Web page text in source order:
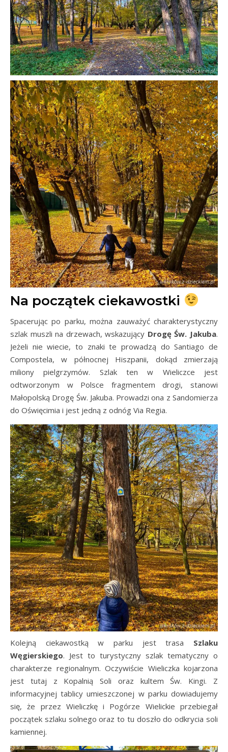
Na początek ciekawostki
Spacerując po parku, można zauważyć charakterystyczny
szlak muszli na drzewach, wskazujący Drogę Św. Jakuba.
Jeżeli nie wiecie, to znaki te prowadzą do Santiago de
Compostela, w północnej Hiszpanii, dokąd zmierzają
miliony pielgrzymów. Szlak ten w Wieliczce jest
odtworzonym w Polsce fragmentem drogi, stanowi
Małopolską Drogę Św. Jakuba. Prowadzi ona z Sandomierza
do Oświęcimia i jest jedną z odnóg Via Regia.
Kolejną ciekawostką w parku jest trasa Szlaku
Węgierskiego. Jest to turystyczny szlak tematyczny o
charakterze regionalnym. Oczywiście Wieliczka kojarzona
jest tutaj z Kopalnią Soli oraz kultem Św. Kingi. Z
informacyjnej tablicy umieszczonej w parku dowiadujemy
się, że przez Wieliczkę i Pogórze Wielickie przebiegał
początek szlaku solnego oraz to tu doszło do odkrycia soli
kamiennej.